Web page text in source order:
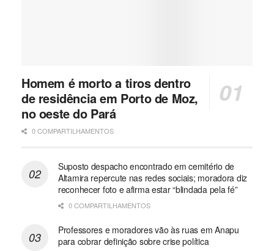
Homem é morto a tiros dentro
de residência em Porto de Moz,
no oeste do Pará
0 COMPARTILHAMENTOS
Suposto despacho encontrado em cemitério de
Altamira repercute nas redes sociais; moradora diz
reconhecer foto e afirma estar “blindada pela fé”
0 COMPARTILHAMENTOS
Professores e moradores vão às ruas em Anapu
para cobrar definição sobre crise política